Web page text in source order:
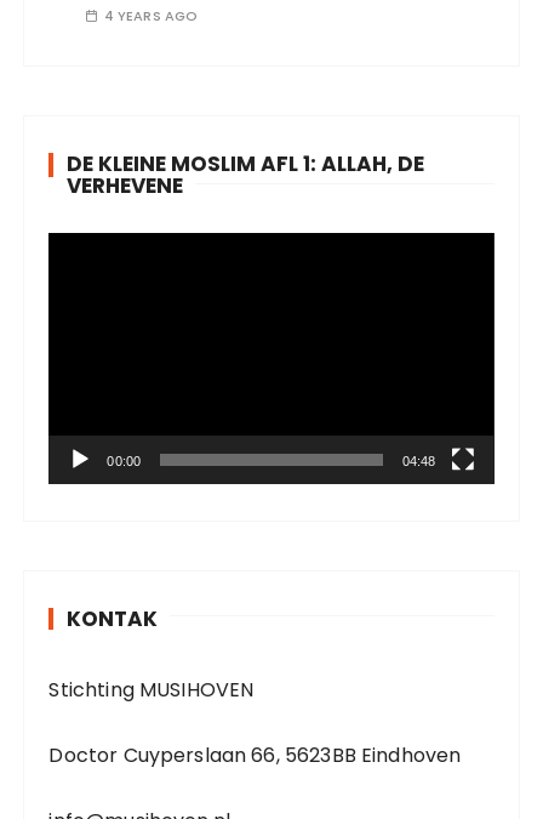
4 YEARS AGO
DE KLEINE MOSLIM AFL 1: ALLAH, DE
VERHEVENE
l
y
00:00 04:48
KONTAK
Stichting MUSIHOVEN
Doctor Cuyperslaan 66, 5623BB Eindhoven